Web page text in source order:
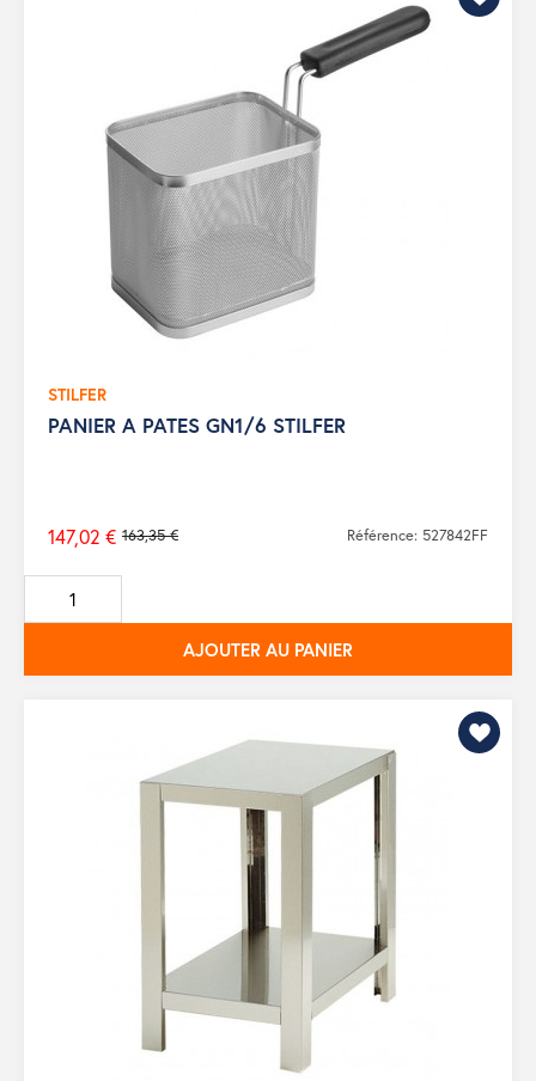
STILFER
PANIER A PATES GN1/6 STILFER
Prix
de
base
163,35 €
147,02 € Référence: 527842FF
AJOUTER AU PANIER